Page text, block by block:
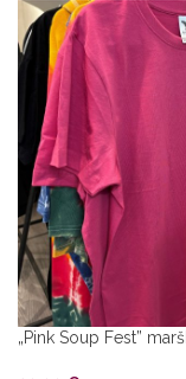
„Pink Soup Fest”